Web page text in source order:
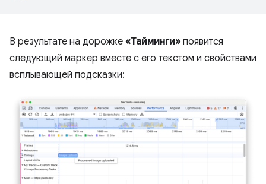
В результате на дорожке «Тайминги» появится
следующий маркер вместе с его текстом и свойствами
всплывающей подсказки: